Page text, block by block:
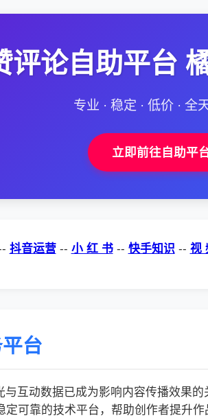
评论自助平台
专业 · 稳定 · 低价 · 全
立即前往自助平
抖音运营-- 小 红 书-- 快手知识 -- 视
台
互动数据已成为影响内容传播效果
定可靠的技术平台，帮助创作者提升作